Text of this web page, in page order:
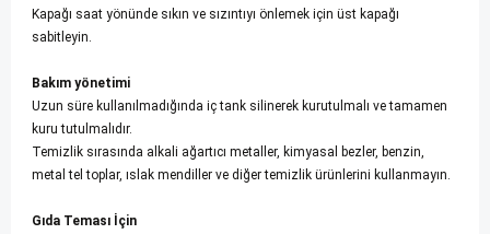
Kapağı saat yönünde sıkın ve sızıntıyı önlemek için üst kapağı
sabitleyin.
Bakım yönetimi
Uzun süre kullanılmadığında iç tank silinerek kurutulmalı ve tamamen
kuru tutulmalıdır.
Temizlik sırasında alkali ağartıcı metaller, kimyasal bezler, benzin,
metal tel toplar, ıslak mendiller ve diğer temizlik ürünlerini kullanmayın.
Gıda Teması İçin